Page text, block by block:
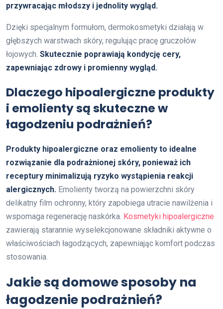
przywracając młodszy i jednolity wygląd.
Dzięki specjalnym formułom, dermokosmetyki działają w
głębszych warstwach skóry, regulując pracę gruczołów
łojowych. Skutecznie poprawiają kondycję cery,
zapewniając zdrowy i promienny wygląd.
Dlaczego hipoalergiczne produkty
i emolienty są skuteczne w
łagodzeniu podrażnień?
Produkty hipoalergiczne oraz emolienty to idealne
rozwiązanie dla podrażnionej skóry, ponieważ ich
receptury minimalizują ryzyko wystąpienia reakcji
alergicznych. Emolienty tworzą na powierzchni skóry
delikatny film ochronny, który zapobiega utracie nawilżenia i
wspomaga regenerację naskórka. Kosmetyki hipoalergiczne
zawierają starannie wyselekcjonowane składniki aktywne o
właściwościach łagodzących, zapewniając komfort podczas
stosowania.
Jakie są domowe sposoby na
łagodzenie podrażnień?